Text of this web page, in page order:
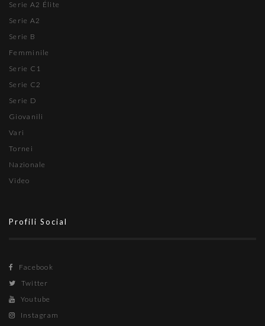
Serie A2 Élite
Serie A2
Serie B
Femminile
Serie C1
Serie C2
Serie D
Giovanili
Vari
Tornei
Nazionale
Video
Profili Social
Facebook
Twitter
Youtube
Instagram